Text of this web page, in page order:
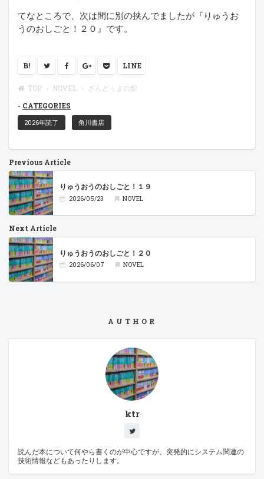
てなところで、次は間に別の挟んでましたが『りゅうお
うのおしごと！２０』です。
B! LINE
TOP NOVEL
ざんどぅまの影
CATEGORIES
2026年読了 角川書店
Previous Article
りゅうおうのおしごと！１９
2026/05/23 NOVEL
Next Article
りゅうおうのおしごと！２０
2026/06/07 NOVEL
AUTHOR
ktr
読んだ本について何やら書くのが中心ですが、突発的にシステム関連の
技術情報などもあったりします。